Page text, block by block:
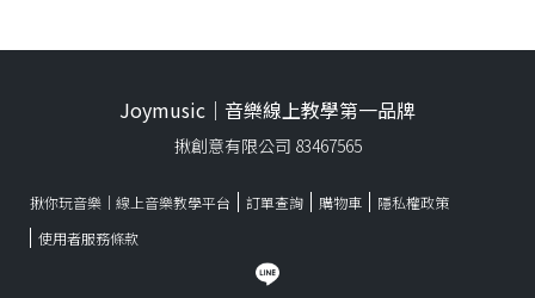
Joymusic｜音樂線上教學第一品牌
揪創意有限公司 83467565
揪你玩音樂｜線上音樂教學平台 訂單查詢 購物車
隱私權政策
使用者服務條款